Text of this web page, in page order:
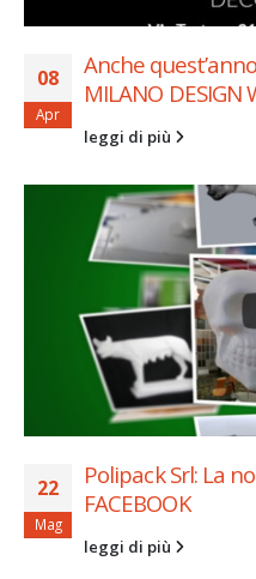
08
Apr
Anche
MILANO DESIGN
leggi di più
22
Mag
Polipack Srl: La
FACEBOOK
leggi di più